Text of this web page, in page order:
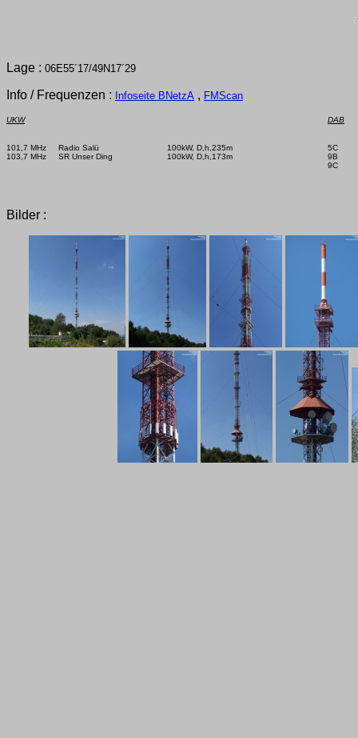
Lage : 06E55´17/49N17´29
Info / Frequenzen : Infoseite BNetzA , FMScan
UKW
101,7 MHz     Radio Salü
103,7 MHz     SR Unser Ding
100kW, D,h,235m
100kW, D,h,173m
DAB
5C
9B
9C
Bilder :